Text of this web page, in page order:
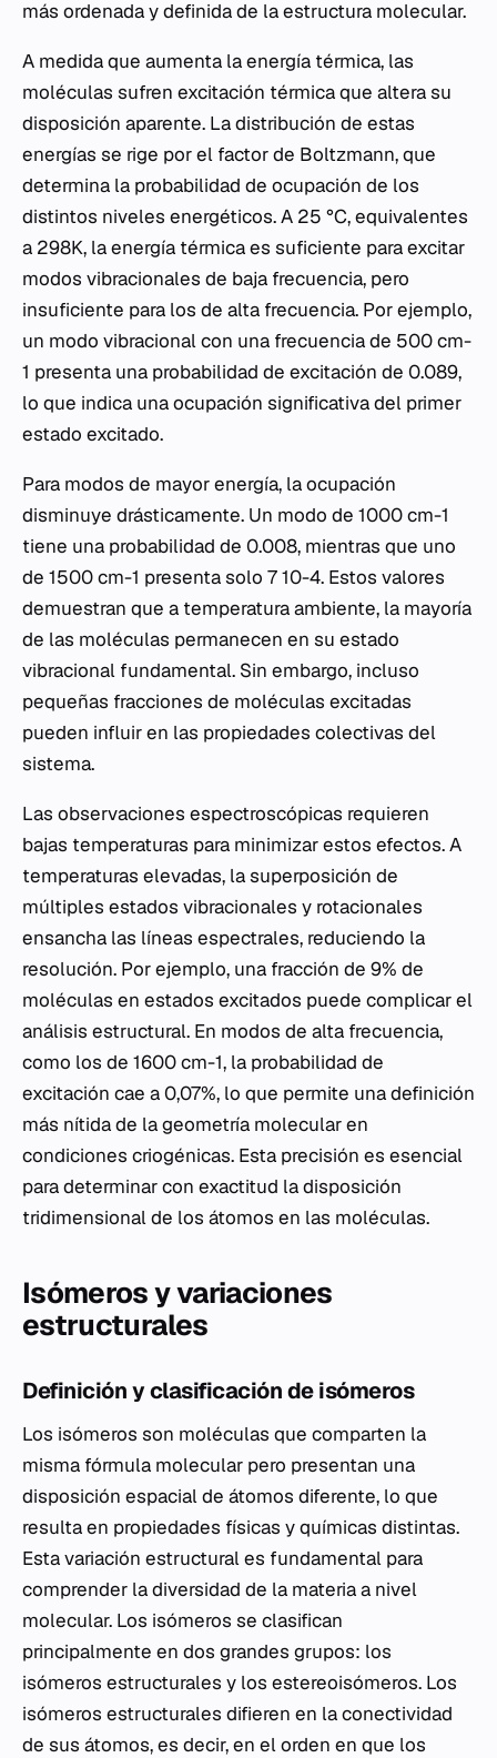
más ordenada y definida de la estructura molecular.
A medida que aumenta la energía térmica, las
moléculas sufren excitación térmica que altera su
disposición aparente. La distribución de estas
energías se rige por el factor de Boltzmann, que
determina la probabilidad de ocupación de los
distintos niveles energéticos. A 25 °C, equivalentes
a 298K, la energía térmica es suficiente para excitar
modos vibracionales de baja frecuencia, pero
insuficiente para los de alta frecuencia. Por ejemplo,
un modo vibracional con una frecuencia de 500 cm-
1 presenta una probabilidad de excitación de 0.089,
lo que indica una ocupación significativa del primer
estado excitado.
Para modos de mayor energía, la ocupación
disminuye drásticamente. Un modo de 1000 cm-1
tiene una probabilidad de 0.008, mientras que uno
de 1500 cm-1 presenta solo 7 10-4. Estos valores
demuestran que a temperatura ambiente, la mayoría
de las moléculas permanecen en su estado
vibracional fundamental. Sin embargo, incluso
pequeñas fracciones de moléculas excitadas
pueden influir en las propiedades colectivas del
sistema.
Las observaciones espectroscópicas requieren
bajas temperaturas para minimizar estos efectos. A
temperaturas elevadas, la superposición de
múltiples estados vibracionales y rotacionales
ensancha las líneas espectrales, reduciendo la
resolución. Por ejemplo, una fracción de 9% de
moléculas en estados excitados puede complicar el
análisis estructural. En modos de alta frecuencia,
como los de 1600 cm-1, la probabilidad de
excitación cae a 0,07%, lo que permite una definición
más nítida de la geometría molecular en
condiciones criogénicas. Esta precisión es esencial
para determinar con exactitud la disposición
tridimensional de los átomos en las moléculas.
Isómeros y variaciones
estructurales
Definición y clasificación de isómeros
Los isómeros son moléculas que comparten la
misma fórmula molecular pero presentan una
disposición espacial de átomos diferente, lo que
resulta en propiedades físicas y químicas distintas.
Esta variación estructural es fundamental para
comprender la diversidad de la materia a nivel
molecular. Los isómeros se clasifican
principalmente en dos grandes grupos: los
isómeros estructurales y los estereoisómeros. Los
isómeros estructurales difieren en la conectividad
de sus átomos, es decir, en el orden en que los